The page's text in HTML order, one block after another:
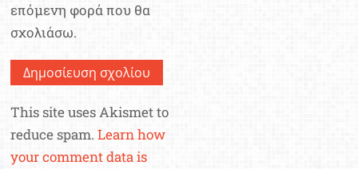
επόμενη φορά που θα
σχολιάσω.
This site uses Akismet to
reduce spam.Learn how
your comment data is